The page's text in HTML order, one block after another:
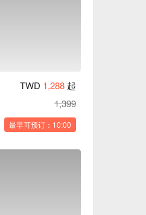
TWD 1,288 起
1,399
最早可预订：10:00